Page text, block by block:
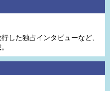
した独占インタビューなど、